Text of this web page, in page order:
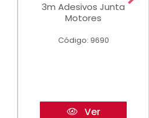
3m Adesivos Junta
Motores
Código: 9690
Ver